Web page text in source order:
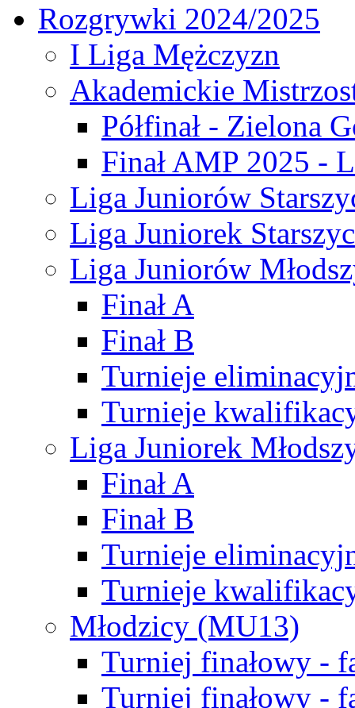
Rozgrywki 2024/2025
I Liga Mężczyzn
Akademickie
Półfinał - Zielona
Finał AMP 2025 -
Liga Juniorów
Liga Juniorek
Liga Juniorów
Finał A
Finał B
Turnieje
Turnieje
Liga Juniorek
Finał A
Finał B
Turnieje
Turnieje
Młodzicy (MU13)
Turniej finałowy -
Turniej finałowy -